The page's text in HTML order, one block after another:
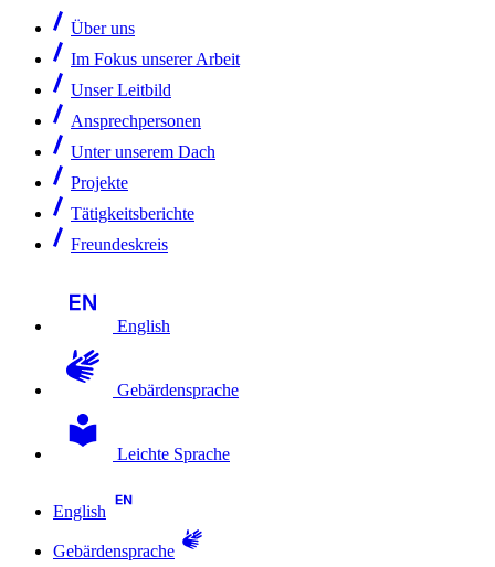
Über uns
Im Fokus unserer Arbeit
Unser Leitbild
Ansprechpersonen
Unter unserem Dach
Projekte
Tätigkeitsberichte
Freundeskreis
English
Gebärdensprache
Leichte Sprache
English
Gebärdensprache